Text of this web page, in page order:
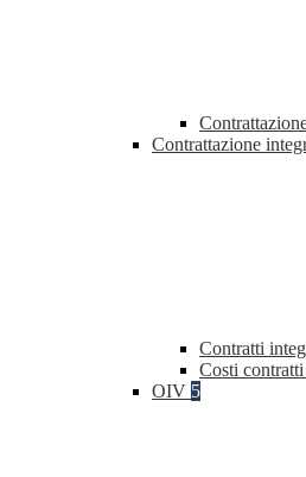
Contrattazione
Contratti
Costi
OIV 5